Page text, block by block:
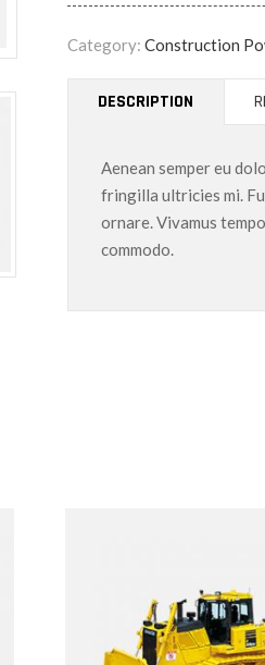
Category:Construction
DESCRIPTION
Aenean semper eu
fringilla ultricies mi.
ornare. Vivamus
commodo.